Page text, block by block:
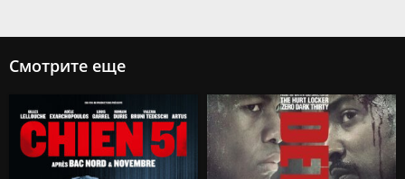
Смотрите еще